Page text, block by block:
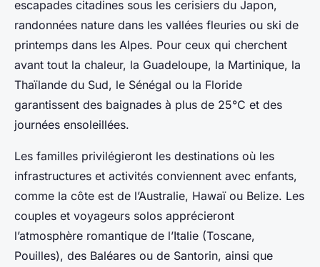
escapades citadines sous les cerisiers du Japon,
randonnées nature dans les vallées fleuries ou ski de
printemps dans les Alpes. Pour ceux qui cherchent
avant tout la chaleur, la Guadeloupe, la Martinique, la
Thaïlande du Sud, le Sénégal ou la Floride
garantissent des baignades à plus de 25°C et des
journées ensoleillées.
Les familles privilégieront les destinations où les
infrastructures et activités conviennent avec enfants,
comme la côte est de l’Australie, Hawaï ou Belize. Les
couples et voyageurs solos apprécieront
l’atmosphère romantique de l’Italie (Toscane,
Pouilles), des Baléares ou de Santorin, ainsi que